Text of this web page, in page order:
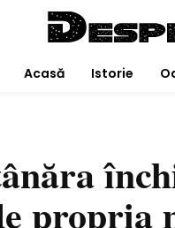
Acasă Istorie
propria